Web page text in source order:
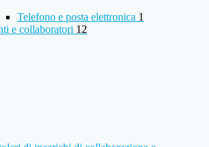
Telefono e posta elettronica 1
e collaboratori 12